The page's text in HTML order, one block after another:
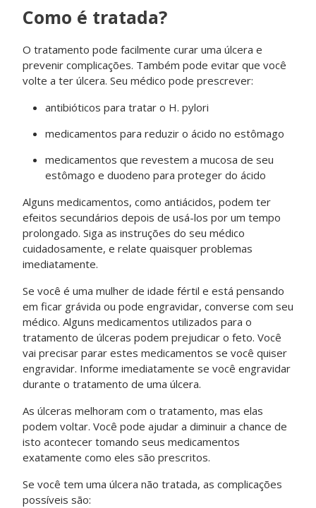
Como é tratada?
O tratamento pode facilmente curar uma úlcera e
prevenir complicações. Também pode evitar que você
volte a ter úlcera. Seu médico pode prescrever:
antibióticos para tratar o H. pylori
medicamentos para reduzir o ácido no estômago
medicamentos que revestem a mucosa de seu
estômago e duodeno para proteger do ácido
Alguns medicamentos, como antiácidos, podem ter
efeitos secundários depois de usá-los por um tempo
prolongado. Siga as instruções do seu médico
cuidadosamente, e relate quaisquer problemas
imediatamente.
Se você é uma mulher de idade fértil e está pensando
em ficar grávida ou pode engravidar, converse com seu
médico. Alguns medicamentos utilizados para o
tratamento de úlceras podem prejudicar o feto. Você
vai precisar parar estes medicamentos se você quiser
engravidar. Informe imediatamente se você engravidar
durante o tratamento de uma úlcera.
As úlceras melhoram com o tratamento, mas elas
podem voltar. Você pode ajudar a diminuir a chance de
isto acontecer tomando seus medicamentos
exatamente como eles são prescritos.
Se você tem uma úlcera não tratada, as complicações
possíveis são: